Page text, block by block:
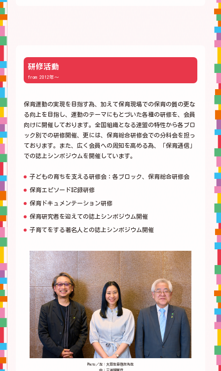
研修活動
from 2012年～
保育運動の実現を目指す為、加えて保育現場での保育の質の更な
る向上を目指し、運動のテーマにもとづいた各種の研修を、会員
向けに開催しております。全国組織となる連盟の特性から各ブロ
ック別での研修開催、更には、保育総合研修会での分科会を担っ
ております。また、広く会員への周知を高める為、「保育通信」
での誌上シンポジウムを開催しています。
子どもの育ちを支える研修会：各ブロック、保育総合研修会
保育エピソード記録研修
保育ドキュメンテーション研修
保育研究者を迎えての誌上シンポジウム開催
子育てをする著名人との誌上シンポジウム開催
Photo／左：大豆生田啓友先生
中：三浦瑠麗氏